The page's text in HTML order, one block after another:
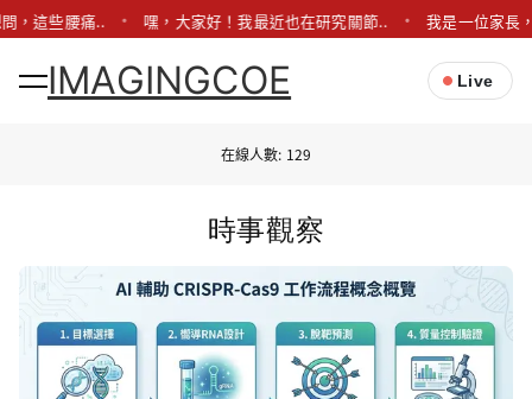
，這些腰痛.. 嘿，大家好！我最近也在研究關節.. 我是一位家長
IMAGINGCOE Live
在線人數: 129
時事觀察